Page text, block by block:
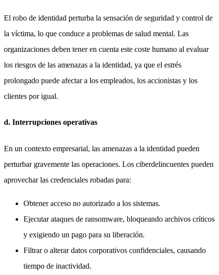
El robo de identidad perturba la sensación de seguridad y control de
la víctima, lo que conduce a problemas de salud mental. Las
organizaciones deben tener en cuenta este coste humano al evaluar
los riesgos de las amenazas a la identidad, ya que el estrés
prolongado puede afectar a los empleados, los accionistas y los
clientes por igual.
d. Interrupciones operativas
En un contexto empresarial, las amenazas a la identidad pueden
perturbar gravemente las operaciones. Los ciberdelincuentes pueden
aprovechar las credenciales robadas para:
Obtener acceso no autorizado a los sistemas.
Ejecutar ataques de ransomware, bloqueando archivos críticos
y exigiendo un pago para su liberación.
Filtrar o alterar datos corporativos confidenciales, causando
tiempo de inactividad.